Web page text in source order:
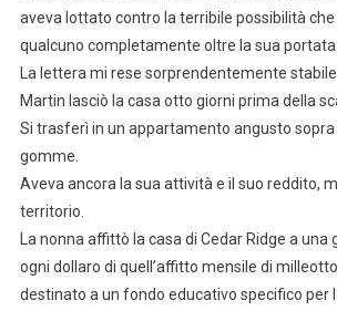
aveva lottato contro la terribile possibilità
qualcuno completamente oltre la sua portata.
La lettera mi rese sorprendentemente stabile.
Martin lasciò la casa otto giorni prima della
Si trasferì in un appartamento angusto sopra
gomme.
Aveva ancora la sua attività e il suo reddito,
territorio.
La nonna affittò la casa di Cedar Ridge a
ogni dollaro di quell’affitto mensile di
destinato a un fondo educativo specifico per